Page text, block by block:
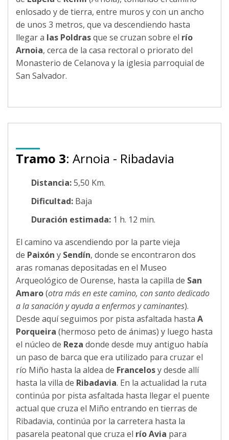
enlosado y de tierra, entre muros y con un ancho
de unos 3 metros, que va descendiendo hasta
llegar a las Poldrasque se cruzan sobre el río
Arnoia, cerca de la casa rectoral o priorato del
Monasterio de Celanova y la iglesia parroquial de
San Salvador.
Tramo 3: Arnoia - Ribadavia
Distancia:5,50 Km.
Dificultad: Baja
Duración estimada: 1 h. 12 min.
El camino va ascendiendo por la parte vieja
de Paixón y Sendín, donde se encontraron dos
aras romanas depositadas en el Museo
Arqueológico de Ourense, hasta la capilla de San
Amaro(otra más en este camino, con santo dedicado
a la sanación y ayuda a enfermos y caminantes).
Desde aquí seguimos por pista asfaltada hasta A
Porqueira (hermoso peto de ánimas) y luego hasta
el núcleo de Reza donde desde muy antiguo había
un paso de barca que era utilizado para cruzar el
río Miño hasta la aldea de Francelosy desde allí
hasta la villa de Ribadavia. En la actualidad la ruta
continúa por pista asfaltada hasta llegar el puente
actual que cruza el Miño entrando en tierras de
Ribadavia, continúa por la carretera hasta la
pasarela peatonal que cruza el río Avia para